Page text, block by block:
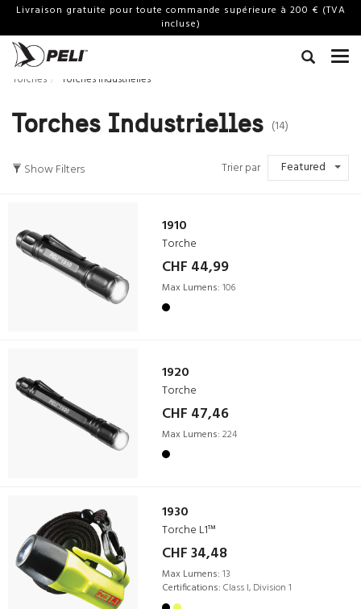
Livraison gratuite pour toute commande supérieure à 200 € (TVA
incluse)
Torches Torches Industrielles
Torches Industrielles (14)
Show Filters Trier par Featured
1910
Torche
CHF 44,99
Max Lumens: 106
1920
Torche
CHF 47,46
Max Lumens: 224
1930
Torche L1™
CHF 34,48
Max Lumens: 13
Certifications: Class I, Division 1